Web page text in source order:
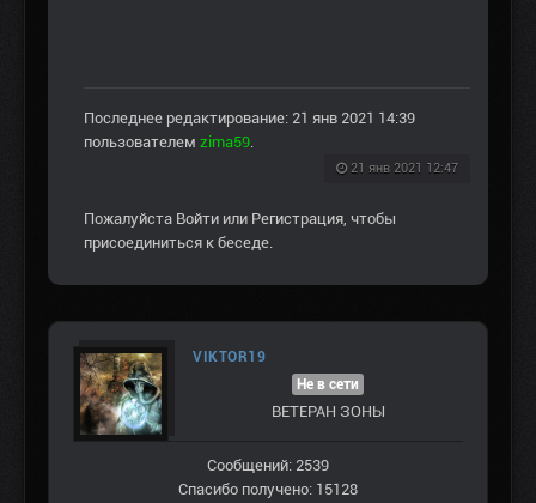
Последнее редактирование: 21 янв 2021 14:39
пользователем zima59
21 янв 2021 12:47
Пожалуйста Войти или Регистрация , чтобы
присоединиться к беседе.
VIKTOR19
Не в сети
ВЕТЕРАН ЗOНЫ
Сообщений: 2539
Спасибо получено: 15128